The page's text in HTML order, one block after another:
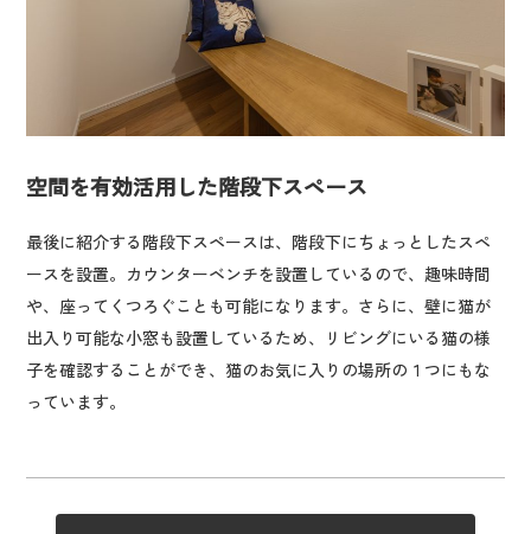
空間を有効活用した階段下スペース
最後に紹介する階段下スペースは、階段下にちょっとしたスペ
ースを設置。カウンターベンチを設置しているので、趣味時間
や、座ってくつろぐことも可能になります。さらに、壁に猫が
出入り可能な小窓も設置しているため、リビングにいる猫の様
子を確認することができ、猫のお気に入りの場所の１つにもな
っています。